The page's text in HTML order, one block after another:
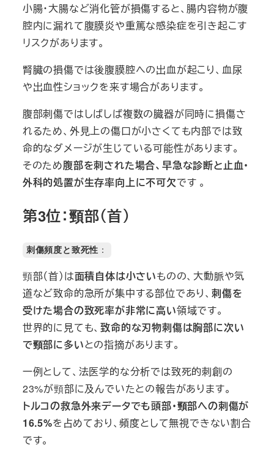
小腸・大腸など消化管が損傷すると、腸内容物が腹
腔内に漏れて腹膜炎や重篤な感染症を引き起こす
リスクがあります。
腎臓の損傷では後腹膜腔への出血が起こり、血尿
や出血性ショックを来す場合があります。
腹部刺傷ではしばしば複数の臓器が同時に損傷さ
れるため、外見上の傷口が小さくても内部では致
命的なダメージが生じている可能性があります。
そのため腹部を刺された場合、早急な診断と止血・
外科的処置が生存率向上に不可欠です 。
第3位：頸部（首）
刺傷頻度と致死性 ：
頸部（首）は面積自体は小さいものの、大動脈や気
道など致命的急所が集中する部位であり、 刺傷を
受けた場合の致死率が非常に高い領域です。
世界的に見ても、致命的な刃物刺傷は胸部に次い
で頸部に多いとの指摘があります。
一例として、法医学的な分析では致死的刺創の
23%が頸部に及んでいたとの報告があります。
トルコの救急外来データでも頭部・頸部への刺傷が
16.5%を占めており、頻度として無視できない割合
です。